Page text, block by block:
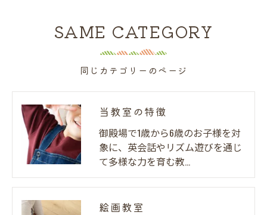
同じカテゴリーのページ
SAME CATEGORY
当教室の特徴
御殿場で1歳から6歳のお子様を対
象に、英会話やリズム遊びを通じ
て多様な力を育む教…
絵画教室